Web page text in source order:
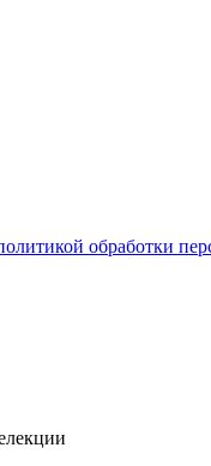
обработки